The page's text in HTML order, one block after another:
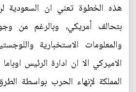
هذه الخطوة تعني ان السعودية
بتحالف أمريكي، وبالرغم من
والمعلومات الاستخبارية
الاميركي الا ان ادارة الرئيس
المملكة لإنهاء الحرب بواسطة